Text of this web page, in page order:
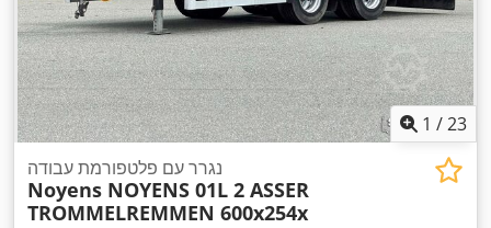
1 /23
נגרר עם פלטפורמת עבודה
Noyens NOYENS 01L 2 ASSER
TROMMELREMMEN 600x254x